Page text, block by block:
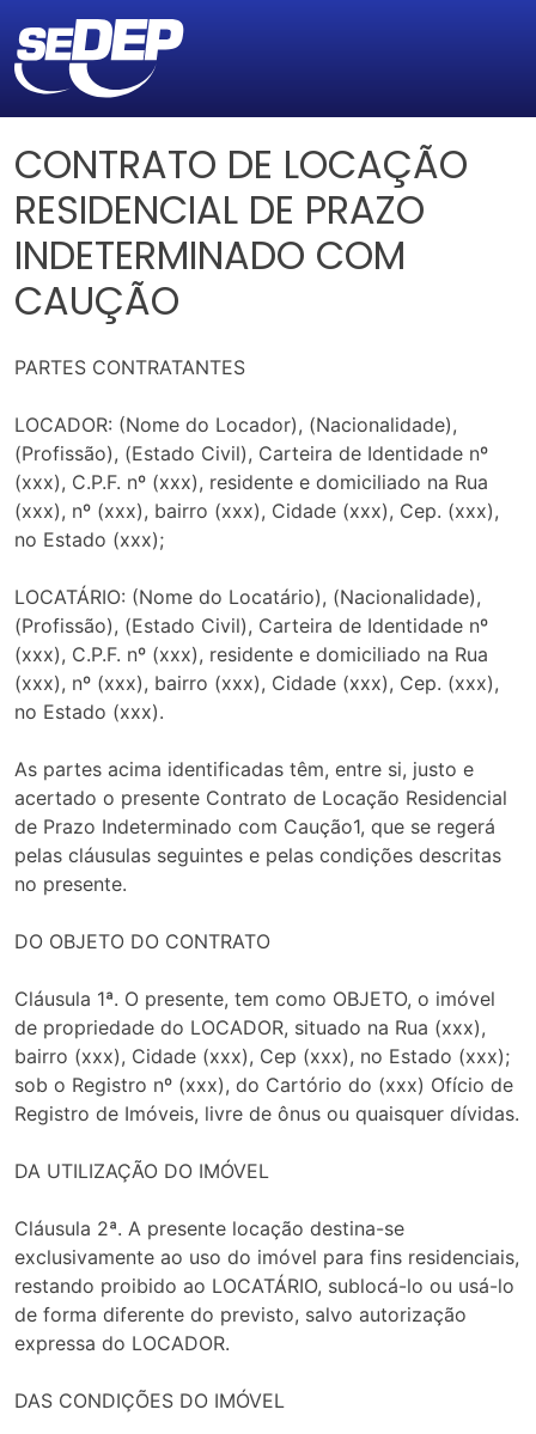
CONTRATO DE LOCAÇÃO
RESIDENCIAL DE PRAZO
INDETERMINADO COM
CAUÇÃO
PARTES CONTRATANTES
LOCADOR: (Nome do Locador), (Nacionalidade),
(Profissão), (Estado Civil), Carteira de Identidade nº
(xxx), C.P.F. nº (xxx), residente e domiciliado na Rua
(xxx), nº (xxx), bairro (xxx), Cidade (xxx), Cep. (xxx),
no Estado (xxx);
LOCATÁRIO: (Nome do Locatário), (Nacionalidade),
(Profissão), (Estado Civil), Carteira de Identidade nº
(xxx), C.P.F. nº (xxx), residente e domiciliado na Rua
(xxx), nº (xxx), bairro (xxx), Cidade (xxx), Cep. (xxx),
no Estado (xxx).
As partes acima identificadas têm, entre si, justo e
acertado o presente Contrato de Locação Residencial
de Prazo Indeterminado com Caução1, que se regerá
pelas cláusulas seguintes e pelas condições descritas
no presente.
DO OBJETO DO CONTRATO
Cláusula 1ª. O presente, tem como OBJETO, o imóvel
de propriedade do LOCADOR, situado na Rua (xxx),
bairro (xxx), Cidade (xxx), Cep (xxx), no Estado (xxx);
sob o Registro nº (xxx), do Cartório do (xxx) Ofício de
Registro de Imóveis, livre de ônus ou quaisquer dívidas.
DA UTILIZAÇÃO DO IMÓVEL
Cláusula 2ª. A presente locação destina-se
exclusivamente ao uso do imóvel para fins residenciais,
restando proibido ao LOCATÁRIO, sublocá-lo ou usá-lo
de forma diferente do previsto, salvo autorização
expressa do LOCADOR.
DAS CONDIÇÕES DO IMÓVEL